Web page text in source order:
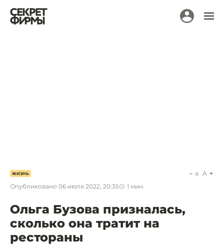
ЖИЗНЬ
Опубликовано 06 июля 2022, 20:35 1 мин.
a A
Ольга Бузова призналась,
сколько она тратит на
рестораны